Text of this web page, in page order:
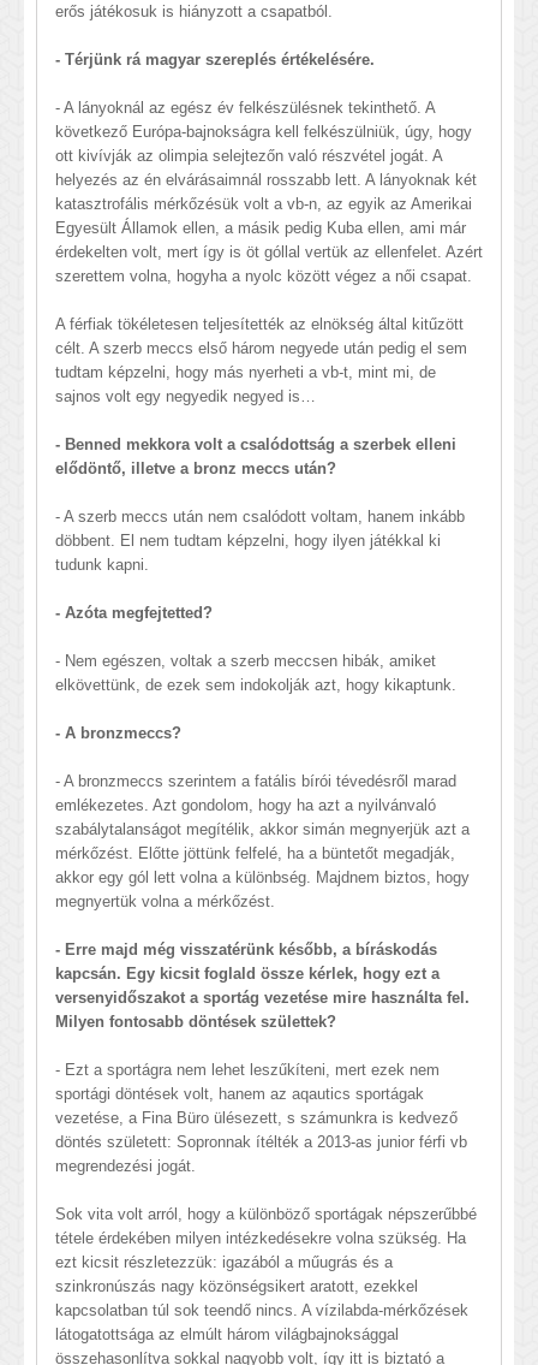
erős játékosuk is hiányzott a csapatból.
- Térjünk rá magyar szereplés értékelésére.
- A lányoknál az egész év felkészülésnek tekinthető. A
következő Európa-bajnokságra kell felkészülniük, úgy, hogy
ott kivívják az olimpia selejtezőn való részvétel jogát. A
helyezés az én elvárásaimnál rosszabb lett. A lányoknak két
katasztrofális mérkőzésük volt a vb-n, az egyik az Amerikai
Egyesült Államok ellen, a másik pedig Kuba ellen, ami már
érdekelten volt, mert így is öt góllal vertük az ellenfelet. Azért
szerettem volna, hogyha a nyolc között végez a női csapat.
A férfiak tökéletesen teljesítették az elnökség által kitűzött
célt. A szerb meccs első három negyede után pedig el sem
tudtam képzelni, hogy más nyerheti a vb-t, mint mi, de
sajnos volt egy negyedik negyed is…
- Benned mekkora volt a csalódottság a szerbek elleni
elődöntő, illetve a bronz meccs után?
- A szerb meccs után nem csalódott voltam, hanem inkább
döbbent. El nem tudtam képzelni, hogy ilyen játékkal ki
tudunk kapni.
- Azóta megfejtetted?
- Nem egészen, voltak a szerb meccsen hibák, amiket
elkövettünk, de ezek sem indokolják azt, hogy kikaptunk.
- A bronzmeccs?
- A bronzmeccs szerintem a fatális bírói tévedésről marad
emlékezetes. Azt gondolom, hogy ha azt a nyilvánvaló
szabálytalanságot megítélik, akkor simán megnyerjük azt a
mérkőzést. Előtte jöttünk felfelé, ha a büntetőt megadják,
akkor egy gól lett volna a különbség. Majdnem biztos, hogy
megnyertük volna a mérkőzést.
- Erre majd még visszatérünk később, a bíráskodás
kapcsán. Egy kicsit foglald össze kérlek, hogy ezt a
versenyidőszakot a sportág vezetése mire használta fel.
Milyen fontosabb döntések születtek?
- Ezt a sportágra nem lehet leszűkíteni, mert ezek nem
sportági döntések volt, hanem az aqautics sportágak
vezetése, a Fina Büro ülésezett, s számunkra is kedvező
döntés született: Sopronnak ítélték a 2013-as junior férfi vb
megrendezési jogát.
Sok vita volt arról, hogy a különböző sportágak népszerűbbé
tétele érdekében milyen intézkedésekre volna szükség. Ha
ezt kicsit részletezzük: igazából a műugrás és a
szinkronúszás nagy közönségsikert aratott, ezekkel
kapcsolatban túl sok teendő nincs. A vízilabda-mérkőzések
látogatottsága az elmúlt három világbajnoksággal
összehasonlítva sokkal nagyobb volt, így itt is biztató a